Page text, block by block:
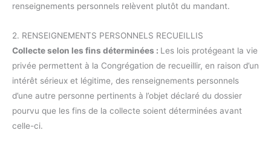
renseignements personnels relèvent plutôt du mandant.
2. RENSEIGNEMENTS PERSONNELS RECUEILLIS
Collecte selon les fins déterminées : Les lois protégeant la vie
privée permettent à la Congrégation de recueillir, en raison d’un
intérêt sérieux et légitime, des renseignements personnels
d’une autre personne pertinents à l’objet déclaré du dossier
pourvu que les fins de la collecte soient déterminées avant
celle-ci.